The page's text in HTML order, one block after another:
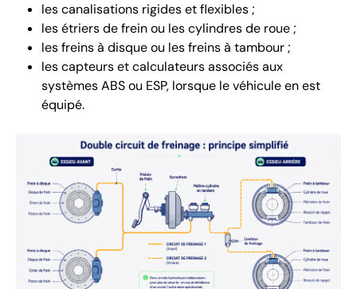
les canalisations rigides et flexibles ;
les étriers de frein ou les cylindres de roue ;
les freins à disque ou les freins à tambour ;
les capteurs et calculateurs associés aux
systèmes ABS ou ESP, lorsque le véhicule en est
équipé.